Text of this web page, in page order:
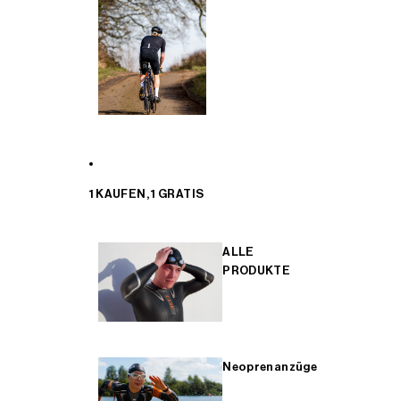
1 KAUFEN, 1 GRATIS
ALLE
PRODUKTE
Neoprenanzüge